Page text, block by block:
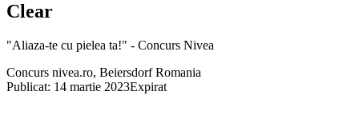
Clear
"Aliaza-te cu pielea ta!" - Concurs Nivea
Concurs nivea.ro, Beiersdorf Romania
Publicat: 14 martie 2023Expirat